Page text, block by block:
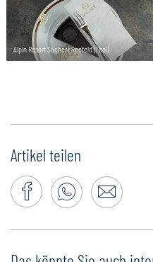
Alpin Resort Sacher | Seefeld (Tirol)
Artikel teilen